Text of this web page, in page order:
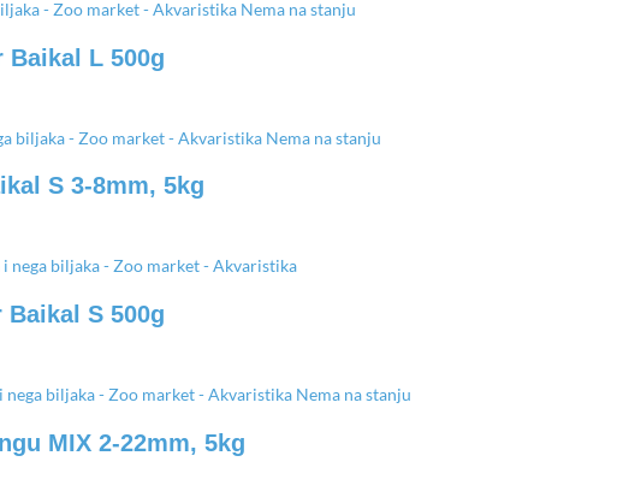
Nema na stanju
L 500g
Nema na stanju
S 3-8mm, 5kg
S 500g
Nema na stanju
MIX 2-22mm, 5kg